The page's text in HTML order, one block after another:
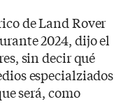
de Land Rover
2024, dijo el
sin decir qué
especialziados
será, como